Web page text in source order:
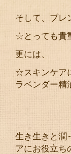
そして、ブレ
☆とっても貴
更には、
☆スキンケア
ラベンダー精
生き生きと潤
アにお役立ち